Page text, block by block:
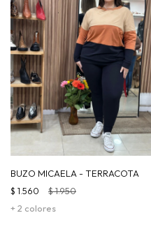
BUZO MICAELA - TERRACOTA
+ 2 colores
$ 1.560 $1.950